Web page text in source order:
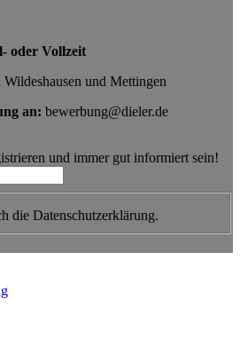
oder Vollzeit
und Mettingen
an: bewerbung@dieler.de
und immer gut informiert sein!
die Datenschutzerklärung.